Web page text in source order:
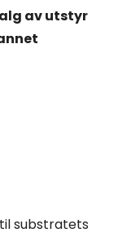
av utstyr
substratets